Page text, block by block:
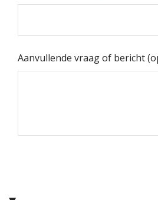
Aanvullende vraag of bericht